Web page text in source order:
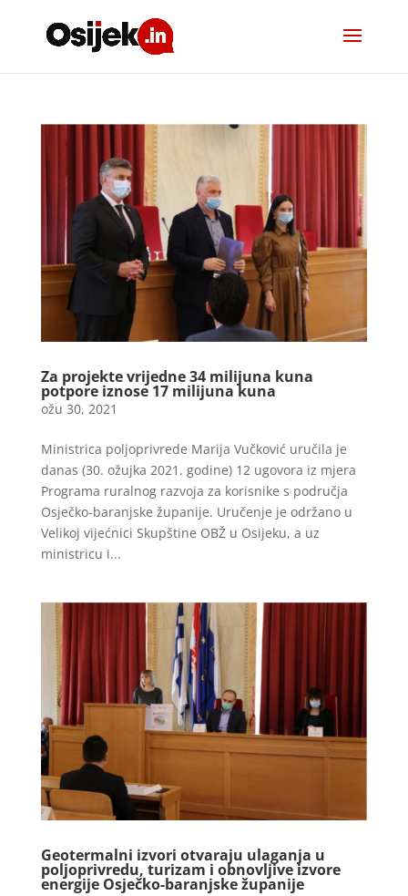
Za projekte vrijedne 34 milijuna kuna
potpore iznose 17 milijuna kuna
ožu 30, 2021
Ministrica poljoprivrede Marija Vučković uručila je
danas (30. ožujka 2021. godine) 12 ugovora iz mjera
Programa ruralnog razvoja za korisnike s područja
Osječko-baranjske županije. Uručenje je održano u
Velikoj vijećnici Skupštine OBŽ u Osijeku, a uz
ministricu i...
Geotermalni izvori otvaraju ulaganja u
poljoprivredu, turizam i obnovljive izvore
energije Osječko-baranjske županije